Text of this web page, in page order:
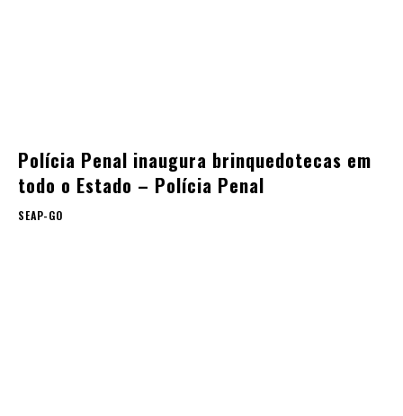
Polícia Penal inaugura brinquedotecas em
todo o Estado – Polícia Penal
SEAP-GO